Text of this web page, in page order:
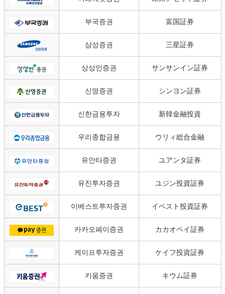
부국증권 富国証券
삼성증권 三星証券
상상인증권 サンサンイン証券
신영증권 シンヨン証券
신한금융투자 新韓金融投資
우리종합금융 ウリィ総合金融
유안타증권 ユアンタ証券
유진투자증권 ユジン投資証券
이베스트투자증권 イベスト投資証券
카카오페이증권 カカオペイ証券
케이프투자증권 ケイフ投資証券
키움증권 キウム証券